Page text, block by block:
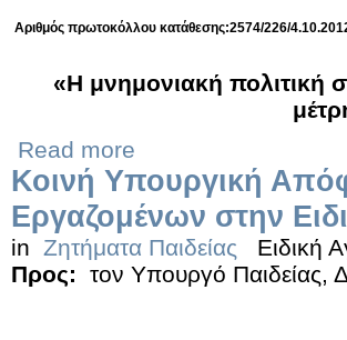
Αριθμός πρωτοκόλλου κατάθεσης:2574/226/
«Η μνημονιακή πολιτική
Read more
Κοινή Υπουργική
Εργαζομένων στην
in Ζητήματα Παιδείας
Ειδική
Προς:
τον Υπουργό Παιδείας,